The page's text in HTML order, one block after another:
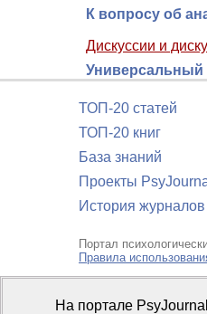
К вопросу об
Дискуссии и
Универсальный
ТОП-20 статей
ТОП-20 книг
База знаний
Проекты
История
Портал
Правила
Свидетельство
Издатель:ФГБОУ ВО
На портале